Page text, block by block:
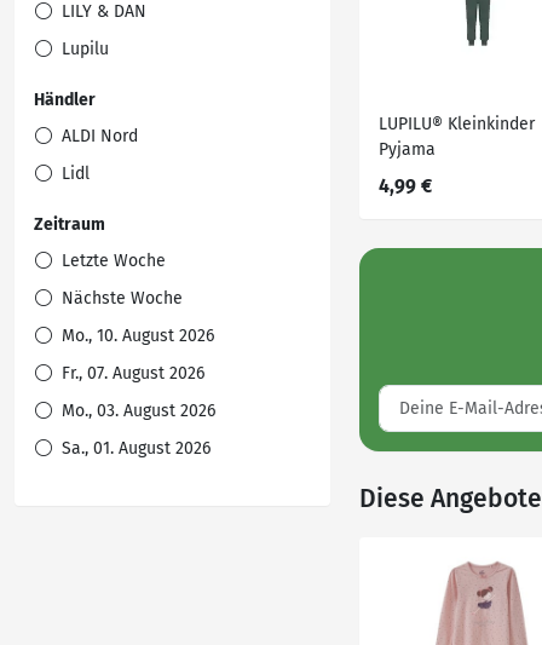
LILY & DAN
Lupilu
Händler
ALDI Nord
Lidl
Zeitraum
Letzte Woche
Nächste Woche
Mo., 10. August 2026
Fr., 07. August 2026
Mo., 03. August 2026
Sa., 01. August 2026
LUPILU® Kleinkinder
Pyjama
4,99 €
Diese